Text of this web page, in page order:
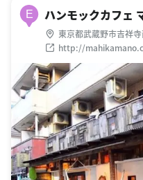
E ハンモックカフェ
東京都武蔵野市吉祥
http://